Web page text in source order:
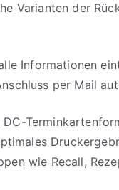
Varianten der
Informationen
per Mail
wie Recall,